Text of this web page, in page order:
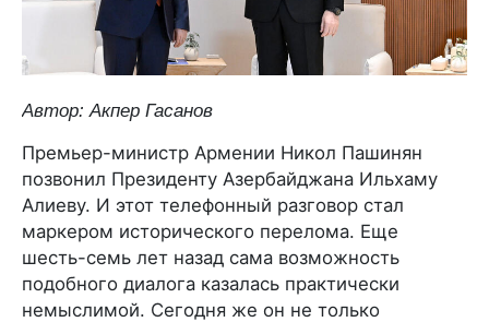
Автор: Акпер Гасанов
Премьер-министр Армении Никол Пашинян
позвонил Президенту Азербайджана Ильхаму
Алиеву. И этот телефонный разговор стал
маркером исторического перелома. Еще
шесть-семь лет назад сама возможность
подобного диалога казалась практически
немыслимой. Сегодня же он не только